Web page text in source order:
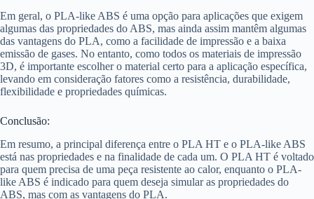
Em geral, o PLA-like ABS é uma opção para aplicações que exigem
algumas das propriedades do ABS, mas ainda assim mantêm algumas
das vantagens do PLA, como a facilidade de impressão e a baixa
emissão de gases. No entanto, como todos os materiais de impressão
3D, é importante escolher o material certo para a aplicação específica,
levando em consideração fatores como a resistência, durabilidade,
flexibilidade e propriedades químicas.
Conclusão:
Em resumo, a principal diferença entre o PLA HT e o PLA-like ABS
está nas propriedades e na finalidade de cada um. O PLA HT é voltado
para quem precisa de uma peça resistente ao calor, enquanto o PLA-
like ABS é indicado para quem deseja simular as propriedades do
ABS, mas com as vantagens do PLA.